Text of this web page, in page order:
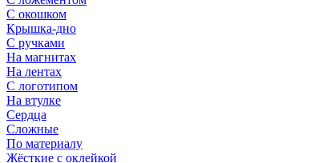
С окошком
Крышка-дно
С ручками
На магнитах
На лентах
С логотипом
На втулке
Сердца
Сложные
По материалу
Жёсткие с оклейкой